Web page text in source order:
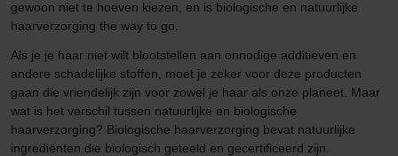
gewoon niet te hoeven kiezen, en is biologische en natuurlijke
haarverzorging the way to go.
Als je je haar niet wilt blootstellen aan onnodige additieven en
andere schadelijke stoffen, moet je zeker voor deze producten
gaan die vriendelijk zijn voor zowel je haar als onze planeet. Maar
wat is het verschil tussen natuurlijke en biologische
haarverzorging? Biologische haarverzorging bevat natuurlijke
ingrediënten die biologisch geteeld en gecertificeerd zijn.